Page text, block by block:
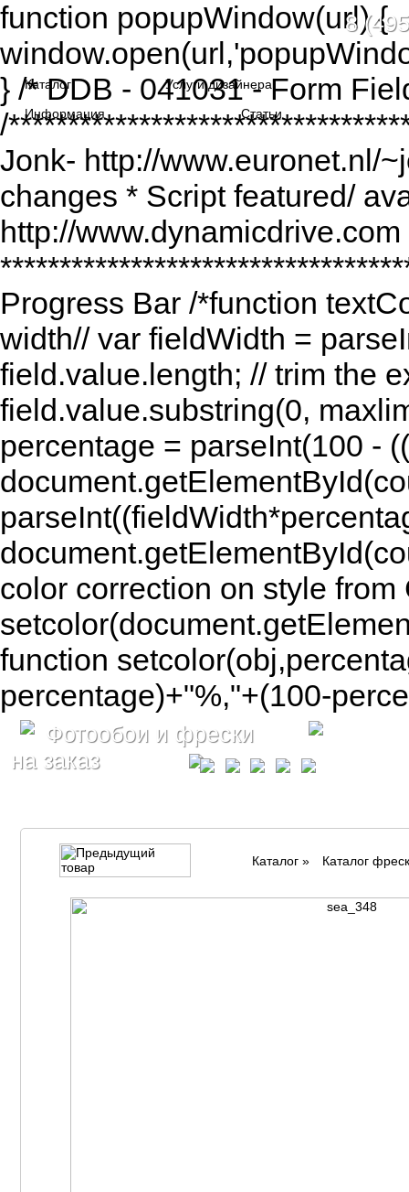
function popupWindow(url) {
} /* DDB - 041031 - Form
/
Jonk- http://www.euronet.nl/
changes * Script featured/
http://
Progress Bar /*function
width// var fieldWidth =
field.value.length; // trim the
field.value.substring(0,
percentage = parseInt(100 -
color correction on style
function
percentage)+"%,"+(100-
Фотообои и фрески
на заказ
8
Каталог
Услуги дизайнера
Информация
Статьи
Каталог» Каталог